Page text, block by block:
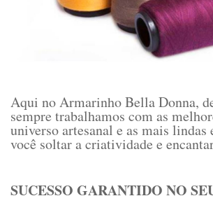
Aqui no Armarinho Bella Donna,
sempre trabalhamos com as
universo artesanal e as mais lindas
você soltar a criatividade e
SUCESSO GARANTIDO NO